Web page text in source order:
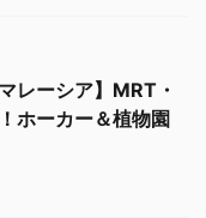
レーシア】MRT・
ホーカー＆植物園